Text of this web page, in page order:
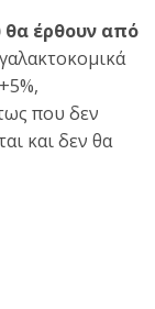
θα έρθουν από
που δεν
και δεν θα